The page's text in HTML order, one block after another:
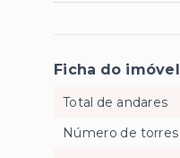
Ficha do imóvel
Total de andares
Número de torres